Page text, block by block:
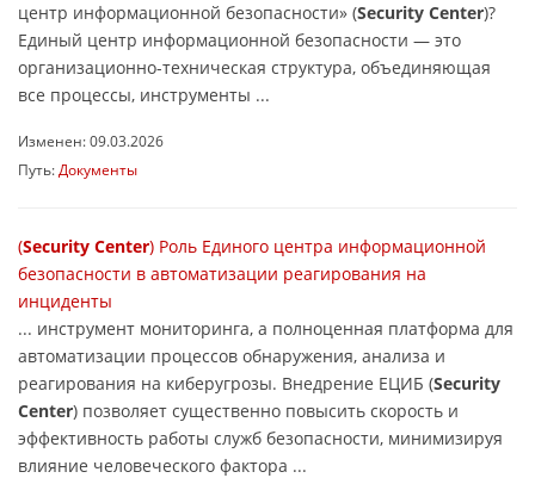
центр информационной безопасности» (Security Center)?
Единый центр информационной безопасности — это
организационно-техническая структура, объединяющая
все процессы, инструменты ...
Изменен: 09.03.2026
Путь: Документы
(Security Center) Роль Единого центра информационной
безопасности в автоматизации реагирования на
инциденты
... инструмент мониторинга, а полноценная платформа для
автоматизации процессов обнаружения, анализа и
реагирования на киберугрозы. Внедрение ЕЦИБ (Security
Center) позволяет существенно повысить скорость и
эффективность работы служб безопасности, минимизируя
влияние человеческого фактора ...